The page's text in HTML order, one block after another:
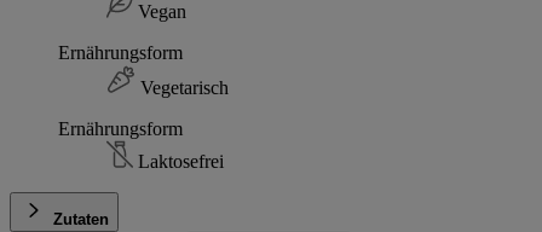
Vegan
Ernährungsform
Vegetarisch
Ernährungsform
Laktosefrei
Zutaten